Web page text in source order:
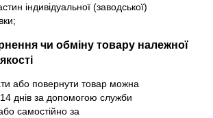
індивідуальної (заводської)
чи обміну товару належної
або повернути товар можна
днів за допомогою служби
самостійно за